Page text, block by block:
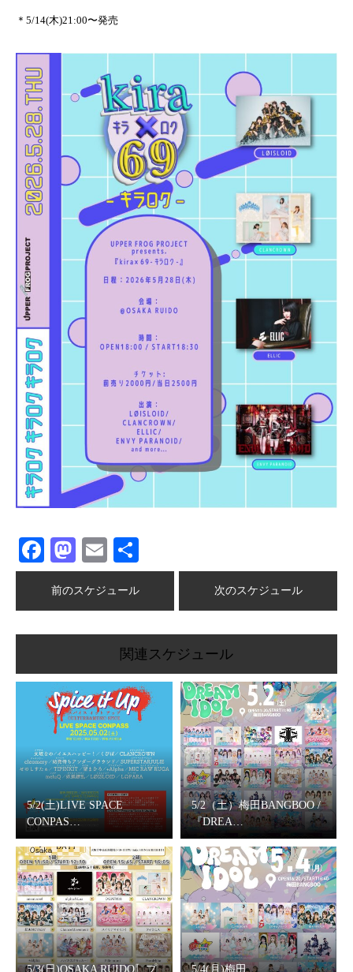
＊5/14(木)21:00〜発売
Facebook
Mastodon
Email
有
前のスケジュール 次のスケジュール
関連スケジュール
5/2(土)LIVE SPACE
CONPAS…
5/2（土）梅田BANGBOO /
『DREA…
5/3(日)OSAKA RUIDO〚プ 5/4(月)梅田